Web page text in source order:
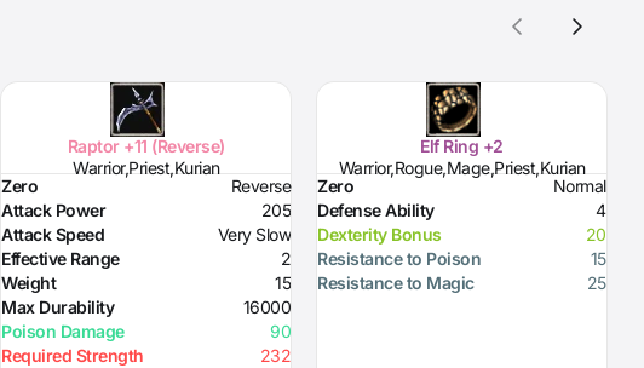
Raptor +11 (Reverse)
Warrior,Priest,Kurian
Zero
Reverse
Attack Power
205
Attack Speed
Very Slow
Effective Range
2
Weight
15
Max Durability
16000
Poison Damage
90
Required Strength
232
Elf Ring +2
Warrior,Rogue,Mage,Priest,Kurian
Zero
Normal
Defense Ability
4
Dexterity Bonus
20
Resistance to Poison
15
Resistance to Magic
25